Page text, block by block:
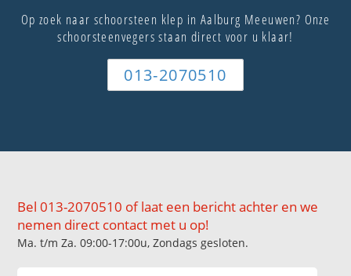
Op zoek naar schoorsteen klep in Aalburg Meeuwen? Onze
schoorsteenvegers staan direct voor u klaar!
013-2070510
Bel 013-2070510 of laat een bericht achter en we
nemen direct contact met u op!
Ma. t/m Za. 09:00-17:00u, Zondags gesloten.